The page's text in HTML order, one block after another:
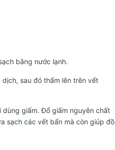
bằng nước lạnh.
sau đó thấm lên trên vết
giấm. Đổ giấm nguyên chất
sạch các vết bẩn mà còn giúp đồ